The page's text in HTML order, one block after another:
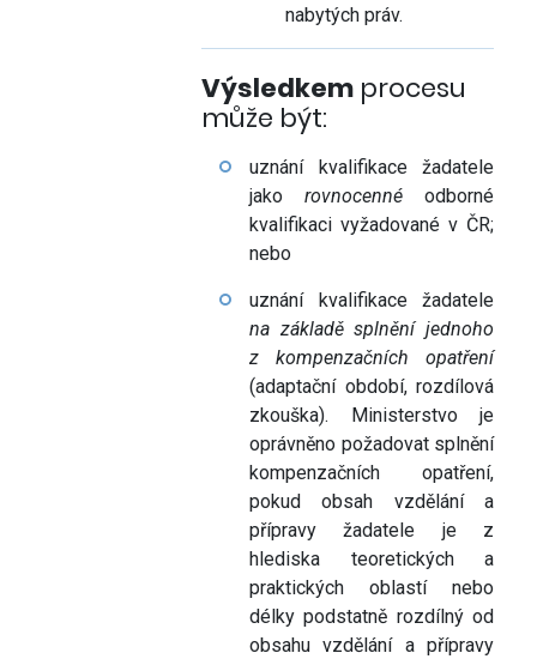
nabytých práv.
Výsledkemprocesu
může být:
uznání kvalifikace žadatele
jako rovnocenné odborné
kvalifikaci vyžadované v ČR;
nebo
uznání kvalifikace žadatele
na základě splnění jednoho
z kompenzačních opatření
(adaptační období, rozdílová
zkouška). Ministerstvo je
oprávněno požadovat splnění
kompenzačních opatření,
pokud obsah vzdělání a
přípravy žadatele je z
hlediska teoretických a
praktických oblastí nebo
délky podstatně rozdílný od
obsahu vzdělání a přípravy